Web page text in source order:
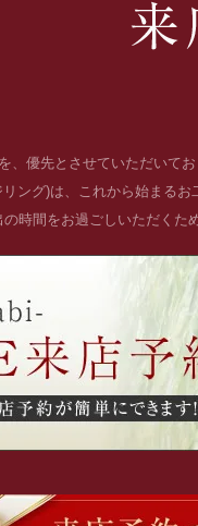
優先とさせていただいてお
ング)は、これから始まる
時間をお過ごしいただくた